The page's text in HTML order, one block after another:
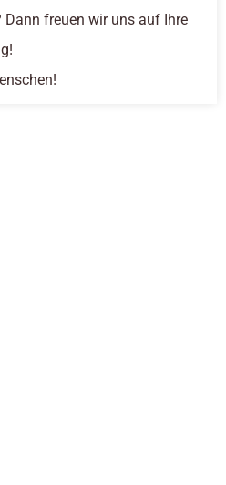
Dann freuen wir uns auf Ihre